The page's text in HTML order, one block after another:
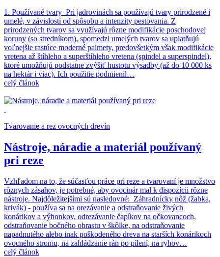
1. Používané tvary Pri jadrovinách sa používajú tvary prirodzené i
umelé, v závislosti od spôsobu a intenzity pestovania. Z
prirodzených tvarov sa využívajú rôzne modifikácie poschodovej
koruny (so stredníkom), spomedzi umelých tvarov sa uplatňujú
voľnejšie rastúce moderné palmety, predovšetkým však modifikácie
vretena až štíhleho a superštíhleho vretena (spindel a superspindel),
ktoré umožňujú podstatne zvýšiť hustotu výsadby (až do 10 000 ks
na hektár i viac). Ich použitie podmienil…
celý článok
Tvarovanie a rez ovocných drevín
Nástroje, náradie a materiál používaný
pri reze
Vzhľadom na to, že súčasťou práce pri reze a tvarovaní je množstvo
rôznych zásahov, je potrebné, aby ovocinár mal k dispozícii rôzne
nástroje. Najdôležitejšími sú nasledovné: Záhradnícky nôž (žabka,
krivák) - používa sa na orezávanie a odstraňovanie živých
konárikov a výhonkov, odrezávanie čapíkov na očkovancoch,
odstraňovanie bočného obrastu v škôlke, na odstraňovanie
napadnutého alebo inak poškodeného dreva na starších konárikoch
ovocného stromu, na zahládzanie rán po pílení, na ryhov…
celý článok